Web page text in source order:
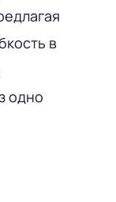
в
одно